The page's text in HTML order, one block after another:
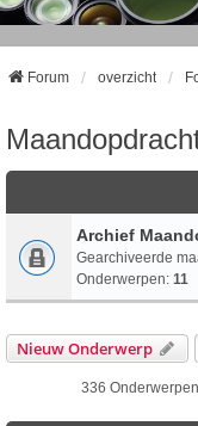
Forum overzicht
Archief
Gearchiveerde
Onderwerpen: 11
Nieuw Onderwerp
336 Onderwerpen